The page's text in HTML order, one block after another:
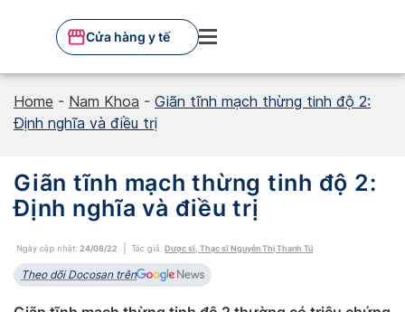
Cửa hàng y tế
Home - Nam Khoa - Giãn tĩnh mạch thừng tinh độ 2:
Định nghĩa và điều trị
Giãn tĩnh mạch thừng tinh độ 2:
Định nghĩa và điều trị
Ngày cập nhật: 24/08/22 Tác giả: Dược sĩ, Thạc sĩ Nguyễn Thị Thanh Tú
Theo dõi Docosan trên